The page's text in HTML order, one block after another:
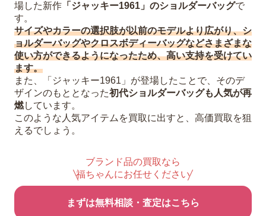
場した新作 「ジャッキー1961」のショルダーバッグで
す。
サイズやカラーの選択肢が以前のモデルより広がり、シ
ョルダーバッグやクロスボディーバッグなどさまざまな
使い方ができるようになったため、高い支持を受けてい
ます。
また、「ジャッキー1961」が登場したことで、そのデ
ザインのもととなった初代ショルダーバッグも人気が再
燃しています。
このような人気アイテムを買取に出すと、高価買取を狙
えるでしょう。
ブランド品の買取なら
福ちゃんにお任せください
まずは無料相談・査定はこちら